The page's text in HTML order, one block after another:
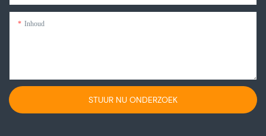
Inhoud
STUUR NU ONDERZOEK